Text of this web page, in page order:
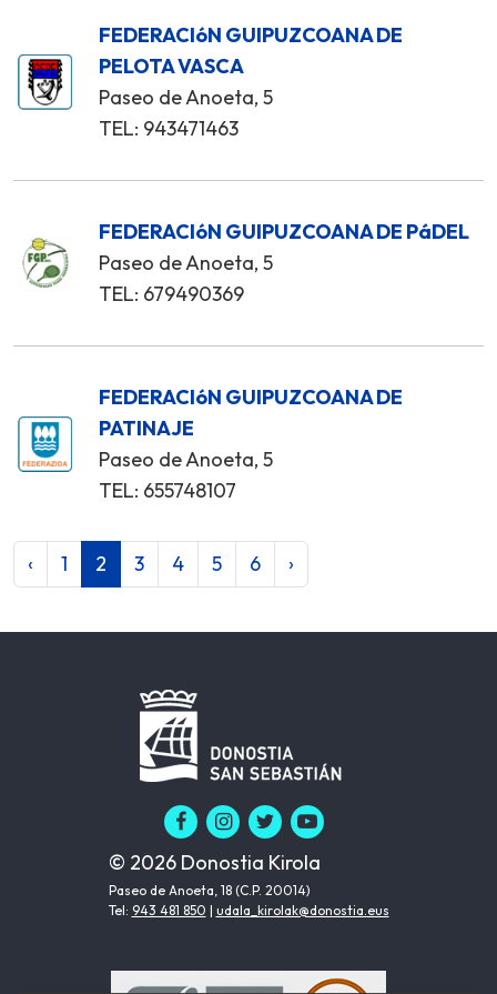
FEDERACIóN GUIPUZCOANA DE
PELOTA VASCA
Paseo de Anoeta, 5
TEL: 943471463
FEDERACIóN GUIPUZCOANA DE PáDEL
Paseo de Anoeta, 5
TEL: 679490369
FEDERACIóN GUIPUZCOANA DE
PATINAJE
Paseo de Anoeta, 5
TEL: 655748107
‹ 1 2 3 4 5 6 ›
© 2026 Donostia Kirola
Paseo de Anoeta, 18 (C.P. 20014)
Tel: 943 481 850 | udala_kirolak@donostia.eus